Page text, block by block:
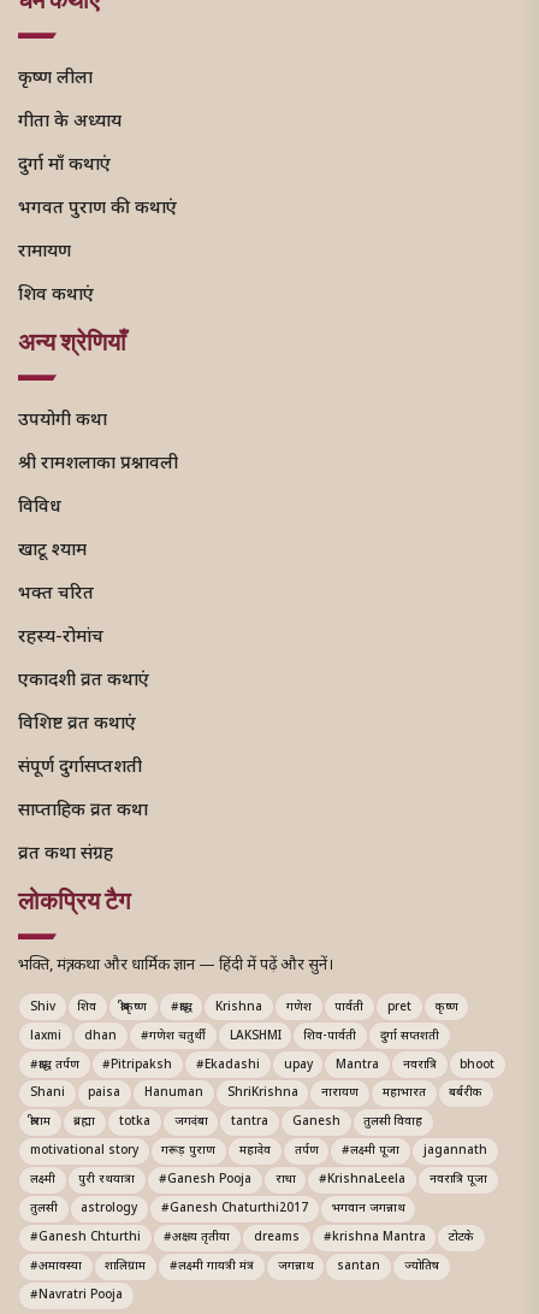
कृष्ण लीला
गीता के अध्याय
दुर्गा माँ कथाएं
भगवत पुराण की कथाएं
रामायण
शिव कथाएं
अन्य श्रेणियाँ
उपयोगी कथा
श्री रामशलाका प्रश्नावली
विविध
खाटू श्याम
भक्त चरित
रहस्य-रोमांच
एकादशी व्रत कथाएं
विशिष्ट व्रत कथाएं
संपूर्ण दुर्गासप्तशती
साप्ताहिक व्रत कथा
व्रत कथा संग्रह
लोकप्रिय टैग
भक्ति, मंत्र, कथा और धार्मिक ज्ञान — हिंदी में पढ़ें और सुनें।
Shiv शिव श्रीकृष्ण #श्राद्ध Krishna गणेश पार्वती pret
कृष्ण
laxmi
dhan #गणेश चतुर्थी LAKSHMI शिव-पार्वती
दुर्गा सप्तशती
#श्राद्ध तर्पण
#Pitripaksh #Ekadashi upay Mantra नवरात्रि
bhoot
Shani
paisa Hanuman ShriKrishna नारायण महाभारत
बर्बरीक
श्रीराम
ब्रह्मा totka जगदंबा tantra Ganesh
तुलसी विवाह
motivational story
गरूड़ पुराण महादेव तर्पण #लक्ष्मी पूजा
jagannath
लक्ष्मी
पुरी रथयात्रा #Ganesh Pooja राधा #KrishnaLeela
नवरात्रि पूजा
तुलसी
astrology #Ganesh Chaturthi2017
भगवान जगन्नाथ
#Ganesh Chturthi
#अक्षय तृतीया dreams #krishna Mantra
टोटके
#अमावस्या
शालिग्राम #लक्ष्मी गायत्री मंत्र जगन्नाथ santan
ज्योतिष
#Navratri Pooja